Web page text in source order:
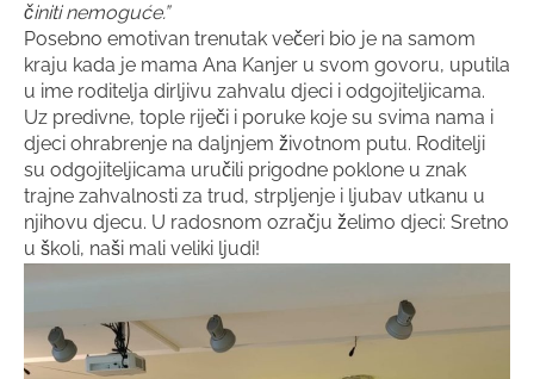
činiti nemoguće.”
Posebno emotivan trenutak večeri bio je na samom
kraju kada je mama Ana Kanjer u svom govoru, uputila
u ime roditelja dirljivu zahvalu djeci i odgojiteljicama.
Uz predivne, tople riječi i poruke koje su svima nama i
djeci ohrabrenje na daljnjem životnom putu. Roditelji
su odgojiteljicama uručili prigodne poklone u znak
trajne zahvalnosti za trud, strpljenje i ljubav utkanu u
njihovu djecu. U radosnom ozračju želimo djeci: Sretno
u školi, naši mali veliki ljudi!